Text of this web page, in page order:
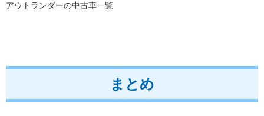
アウトランダーの中古車一覧
まとめ